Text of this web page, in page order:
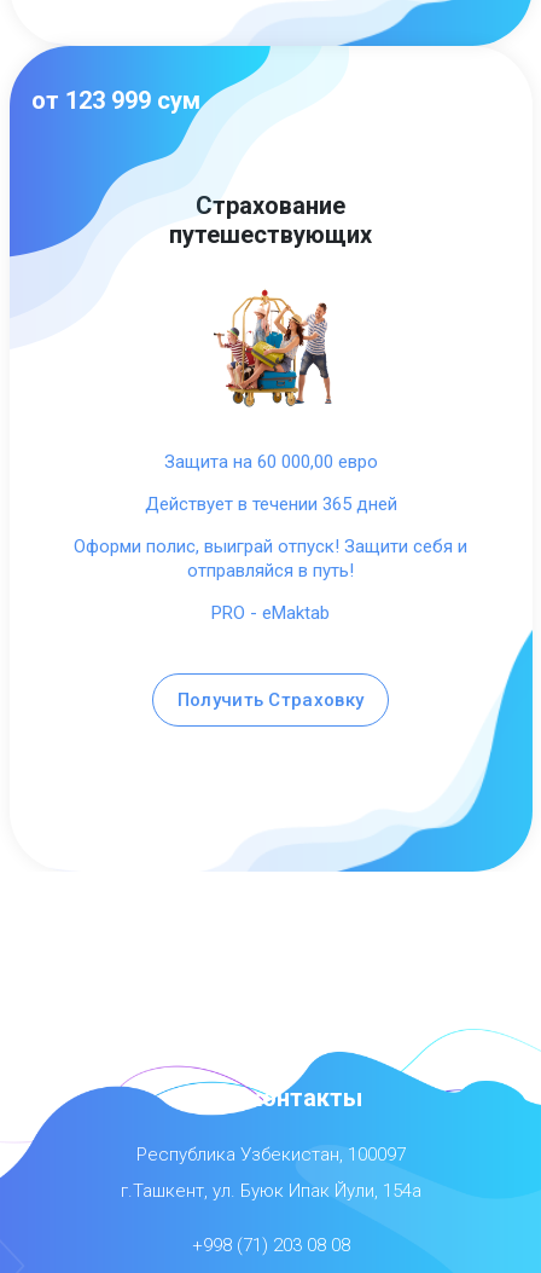
от 123 999 сум
Страхование
путешествующих
Защита на 60 000,00 евро
Действует в течении 365 дней
Оформи полис, выиграй отпуск! Защити себя и
отправляйся в путь!
PRO - eMaktab
Получить Страховку
Наши контакты
Республика Узбекистан, 100097
г.Ташкент, ул. Буюк Ипак Йули, 154а
+998 (71) 203 08 08